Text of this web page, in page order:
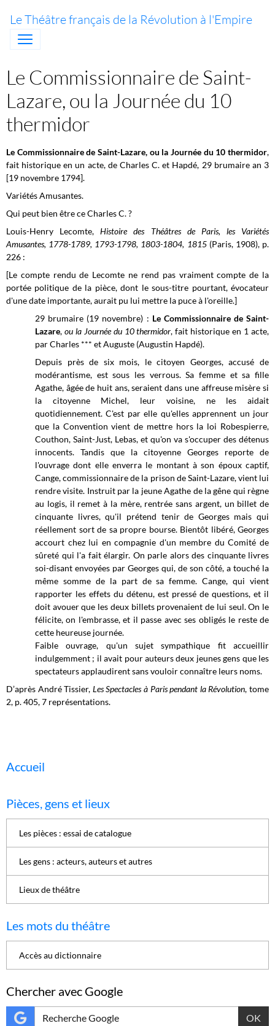
Le Théâtre français de la Révolution à l'Empire
Le Commissionnaire de Saint-
Lazare, ou la Journée du 10
thermidor
Le Commissionnaire de Saint-Lazare, ou la Journée du 10 thermidor,
fait historique en un acte, de Charles C. et Hapdé, 29 brumaire an 3
[19 novembre 1794].
Variétés Amusantes.
Qui peut bien être ce Charles C. ?
Louis-Henry Lecomte,Histoire des Théâtres de Paris, les Variétés
Amusantes, 1778-1789, 1793-1798, 1803-1804, 1815(Paris, 1908), p.
226 :
[Le compte rendu de Lecomte ne rend pas vraiment compte de la
portée politique de la pièce, dont le sous-titre pourtant, évocateur
d'une date importante, aurait pu lui mettre la puce à l'oreille.]
29 brumaire (19 novembre) : Le Commissionnaire de Saint-
Lazare, ou la Journée du 10 thermidor, fait historique en 1 acte,
par Charles *** et Auguste (Augustin Hapdé).
Depuis près de six mois, le citoyen Georges, accusé de
modérantisme, est sous les verrous. Sa femme et sa fille
Agathe, âgée de huit ans, seraient dans une affreuse misère si
la citoyenne Michel, leur voisine, ne les aidait
quotidiennement. C'est par elle qu'elles apprennent un jour
que la Convention vient de mettre hors la loi Robespierre,
Couthon, Saint-Just, Lebas, et qu'on va s'occuper des détenus
innocents. Tandis que la citoyenne Georges reporte de
l'ouvrage dont elle enverra le montant à son époux captif,
Cange, commissionnaire de la prison de Saint-Lazare, vient lui
rendre visite. Instruit par la jeune Agathe de la gêne qui règne
au logis, il remet à la mère, rentrée sans argent, un billet de
cinquante livres, qu'il prétend tenir de Georges mais qui
réellement sort de sa propre bourse. Bientôt libéré, Georges
accourt chez lui en compagnie d'un membre du Comité de
sûreté qui l'a fait élargir. On parle alors des cinquante livres
soi-disant envoyées par Georges qui, de son côté, a touché la
même somme de la part de sa femme. Cange, qui vient
rapporter les effets du détenu, est pressé de questions, et il
doit avouer que les deux billets provenaient de lui seul. On le
félicite, on l'embrasse, et il passe avec ses obligés le reste de
cette heureuse journée.
Faible ouvrage, qu'un sujet sympathique fit accueillir
indulgemment ; il avait pour auteurs deux jeunes gens que les
spectateurs applaudirent sans vouloir connaître leurs noms.
D’après André Tissier, Les Spectacles à Paris pendant la Révolution, tome
2, p. 405, 7 représentations.
Accueil
Pièces, gens et lieux
Les pièces : essai de catalogue
Les gens : acteurs, auteurs et autres
Lieux de théâtre
Les mots du théâtre
Accès au dictionnaire
Chercher avec Google
OK